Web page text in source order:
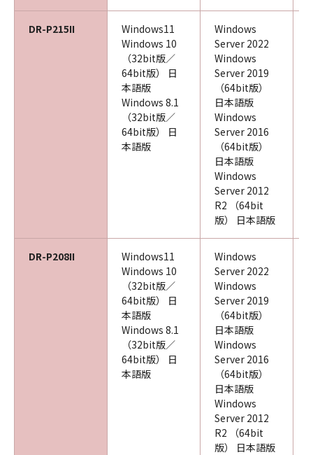
DR-P215II
Windows11
Windows 10
（32bit版／
64bit版） 日
本語版
Windows 8.1
（32bit版／
64bit版） 日
本語版
Windows
Server 2022
Windows
Server 2019
（64bit版）
日本語版
Windows
Server 2016
（64bit版）
日本語版
Windows
Server 2012
R2 （64bit
版） 日本語版
DR-P208II
Windows11
Windows 10
（32bit版／
64bit版） 日
本語版
Windows 8.1
（32bit版／
64bit版） 日
本語版
Windows
Server 2022
Windows
Server 2019
（64bit版）
日本語版
Windows
Server 2016
（64bit版）
日本語版
Windows
Server 2012
R2 （64bit
版） 日本語版